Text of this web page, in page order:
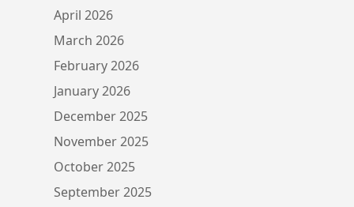
April 2026
March 2026
February 2026
January 2026
December 2025
November 2025
October 2025
September 2025